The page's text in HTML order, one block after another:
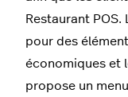
Restaurant
pour des
économiques et
propose un